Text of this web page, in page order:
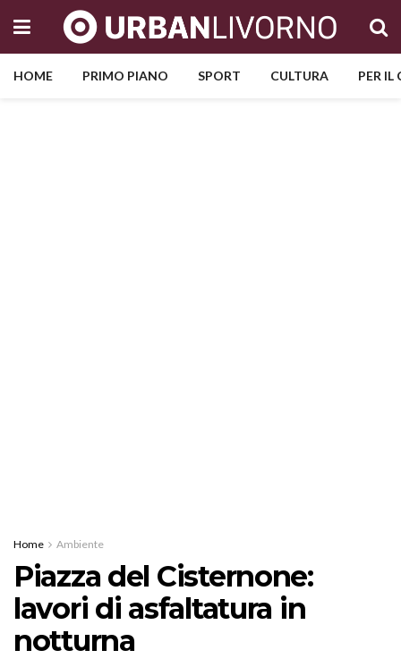
HOME PRIMO PIANO SPORT CULTURA PER
Home Ambiente
Piazza del Cisternone:
lavori di asfaltatura in
notturna